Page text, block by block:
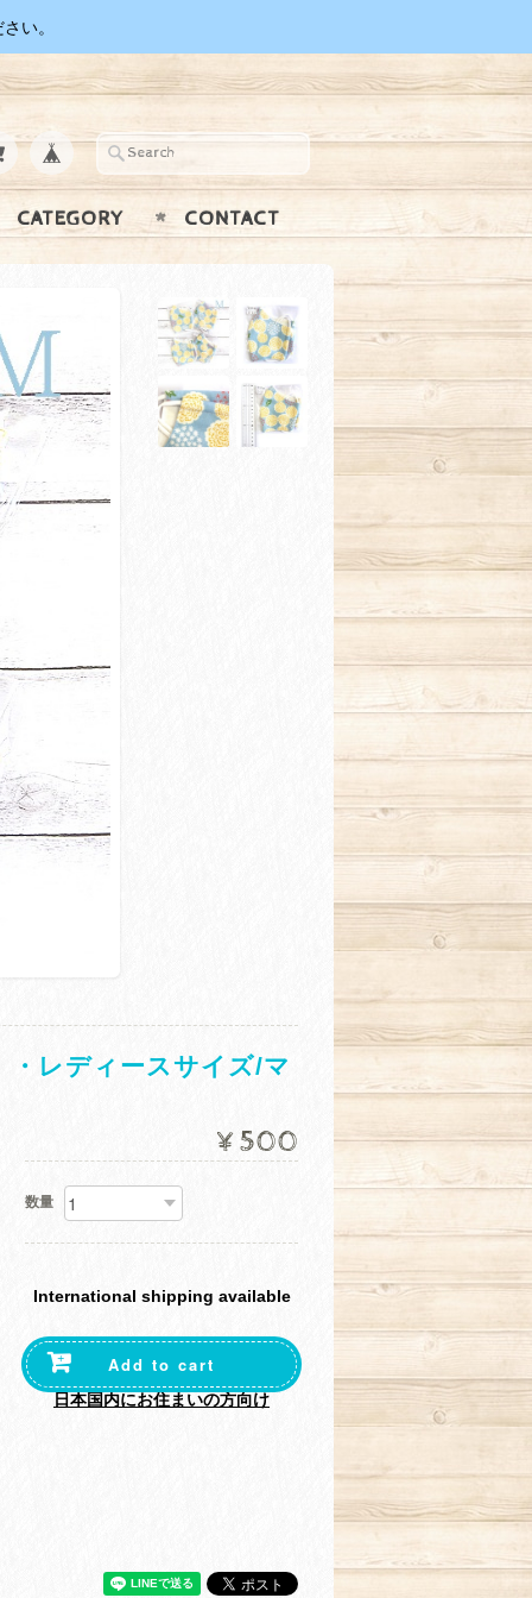
い。
CATEGORY CONTACT
レディースサイズ/マ
¥500
数量
International shipping available
Add to cart
日本国内にお住まいの方向け